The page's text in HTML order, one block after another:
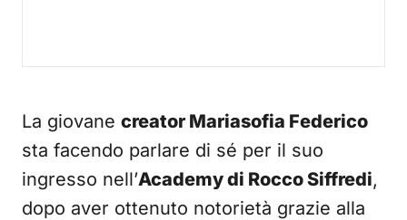
La giovane creator Mariasofia Federico
sta facendo parlare di sé per il suo
ingresso nell’Academy di Rocco Siffredi,
dopo aver ottenuto notorietà grazie alla